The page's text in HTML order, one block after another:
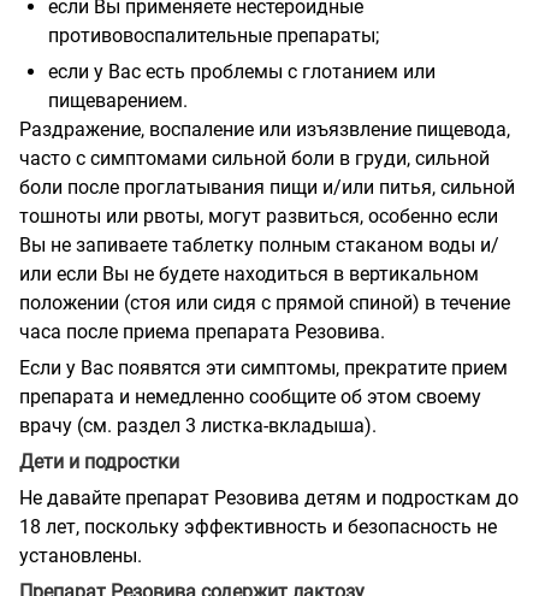
если Вы применяете нестероидные
противовоспалительные препараты;
если у Вас есть проблемы с глотанием или
пищеварением.
Раздражение, воспаление или изъязвление пищевода,
часто с симптомами сильной боли в груди, сильной
боли после проглатывания пищи и/или питья, сильной
тошноты или рвоты, могут развиться, особенно если
Вы не запиваете таблетку полным стаканом воды и/
или если Вы не будете находиться в вертикальном
положении (стоя или сидя с прямой спиной) в течение
часа после приема препарата Резовива.
Если у Вас появятся эти симптомы, прекратите прием
препарата и немедленно сообщите об этом своему
врачу (см. раздел 3 листка-вкладыша).
Дети и подростки
Не давайте препарат Резовива детям и подросткам до
18 лет, поскольку эффективность и безопасность не
установлены.